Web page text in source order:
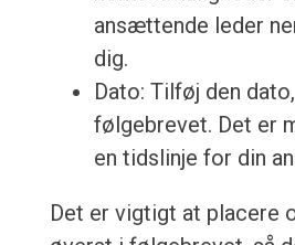
ansættende leder
dig.
Dato: Tilføj den
følgebrevet. Det er
en tidslinje for din
Det er vigtigt at placere